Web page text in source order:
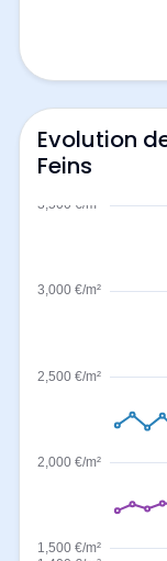
Evolution
Feins